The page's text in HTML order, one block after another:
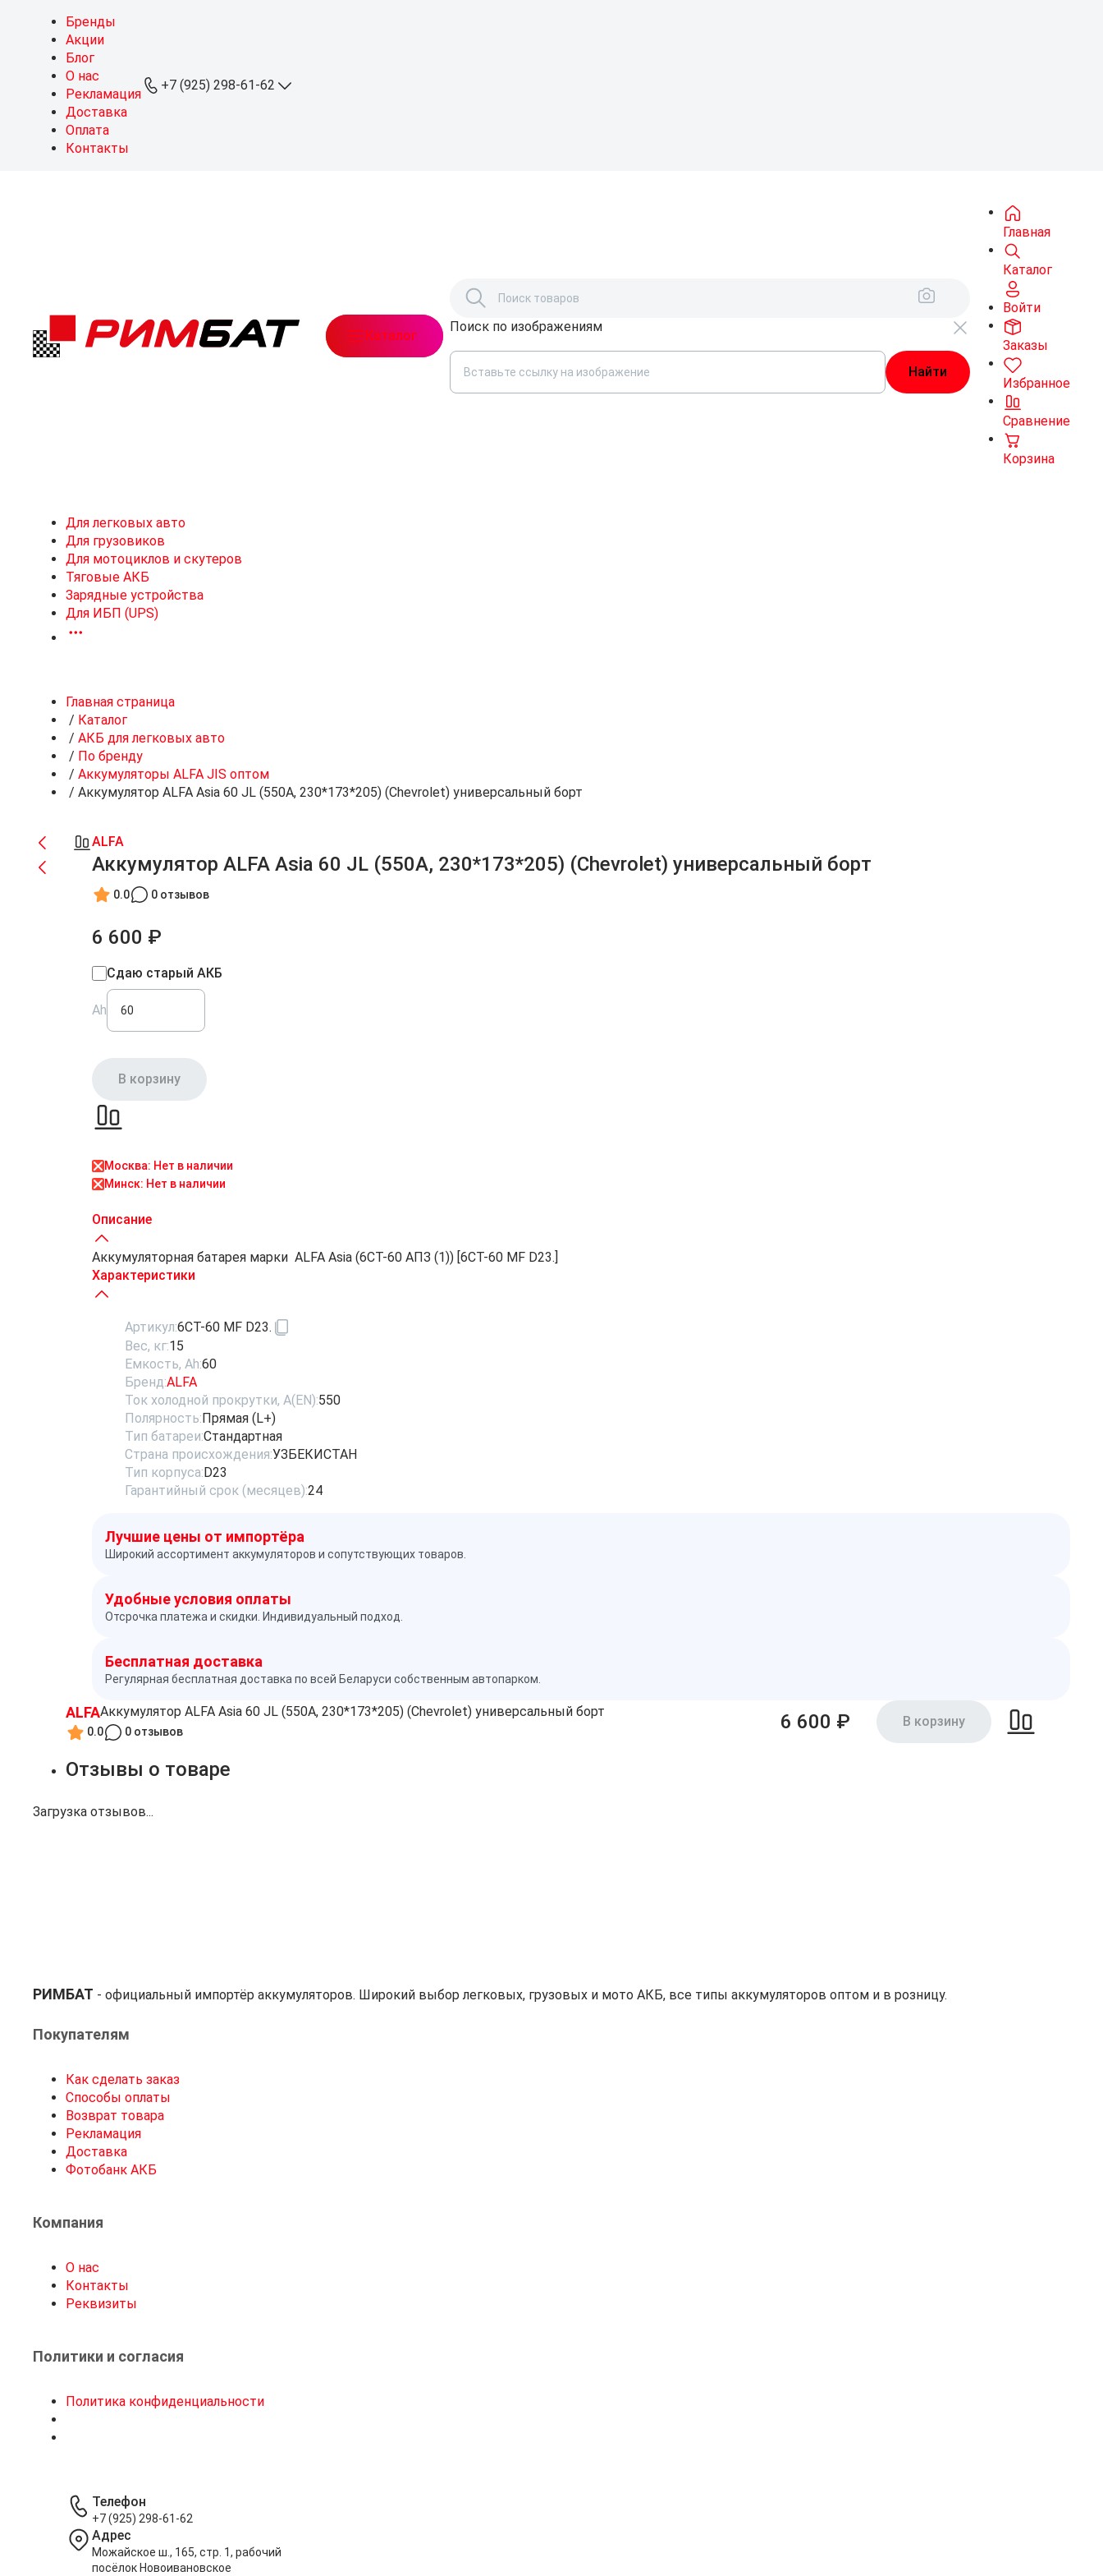
Бренды
Акции
Блог
О нас
Рекламация
Доставка
Оплата
Контакты
+7 (925) 298-61-62
Можайское ш., 165, стр. 1,Каталог
Поиск по изображениям
Главная
Каталог
Войти
Заказы
Избранное
Сравнение
Корзина
Для легковых авто
Для грузовиков
Для мотоциклов и скутеров
Тяговые АКБ
Зарядные устройства
Для ИБП (UPS)
Главная страница
/ Каталог
/ АКБ для легковых авто
/ По бренду
/ Аккумуляторы ALFA JIS оптом
/ Аккумулятор ALFA Asia 60 JL (550A, 230*173*205) (Chevrolet) универсальный борт
ALFA
Аккумулятор ALFA Asia 60 JL (550A, 230*173*205) (Chevrolet) универсальный борт
0.0 0 отзывов
6 600 ₽
Сдаю старый АКБ
Ah
В корзину
Москва: Нет в наличии
Минск: Нет в наличии
Описание
Аккумуляторная батарея марки ALFA Asia (6СТ-60 АПЗ (1)) [6СТ-60 MF D23.]
Характеристики
Артикул:6СТ-60 MF D23.
Вес, кг:15
Емкость, Ah:60
Бренд:ALFA
Ток холодной прокрутки, A(EN):550
Полярность:Прямая (L+)
Тип батареи:Стандартная
Страна происхождения:УЗБЕКИСТАН
Тип корпуса:D23
Гарантийный срок (месяцев):24
Лучшие цены от импортёра
Широкий ассортимент аккумуляторов и сопутствующих товаров.
Удобные условия оплаты
Отсрочка платежа и скидки. Индивидуальный подход.
Бесплатная доставка
Регулярная бесплатная доставка по всей Беларуси собственным автопарком.
ALFAАккумулятор ALFA Asia 60 JL (550A, 230*173*205) (Chevrolet) универсальный борт
0.0 0 отзывов 6 600 ₽ В корзину
Отзывы о товаре
Загрузка отзывов...
РИМБАТ - официальный импортёр аккумуляторов. Широкий выбор легковых, грузовых и мото АКБ, все типы аккумуляторов оптом и в розницу.
Покупателям
Как сделать заказ
Способы оплаты
Возврат товара
Рекламация
Доставка
Фотобанк АКБ
Компания
О нас
Контакты
Реквизиты
Политики и согласия
Политика конфиденциальности
Телефон
+7 (925) 298-61-62
Адрес
Можайское ш., 165, стр. 1, рабочий
посёлок Новоивановское